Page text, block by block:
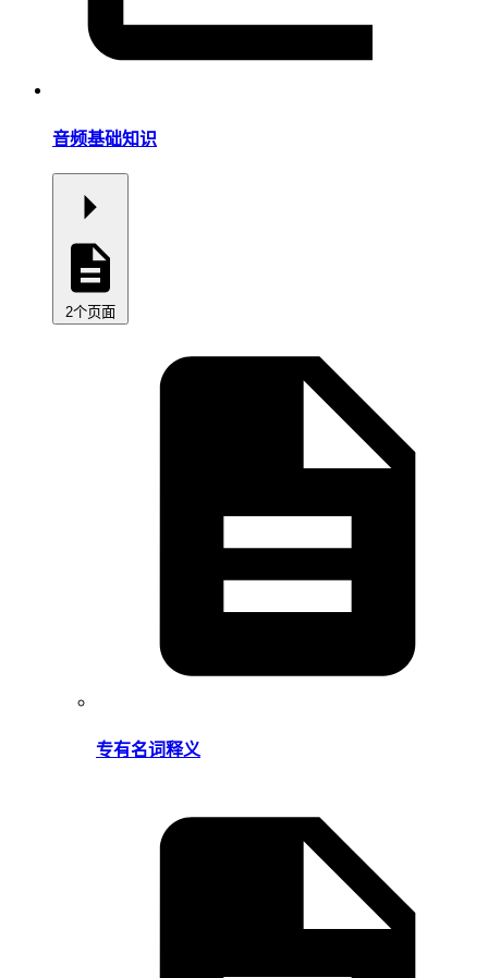
音频基础知识
2个页面
专有名词释义